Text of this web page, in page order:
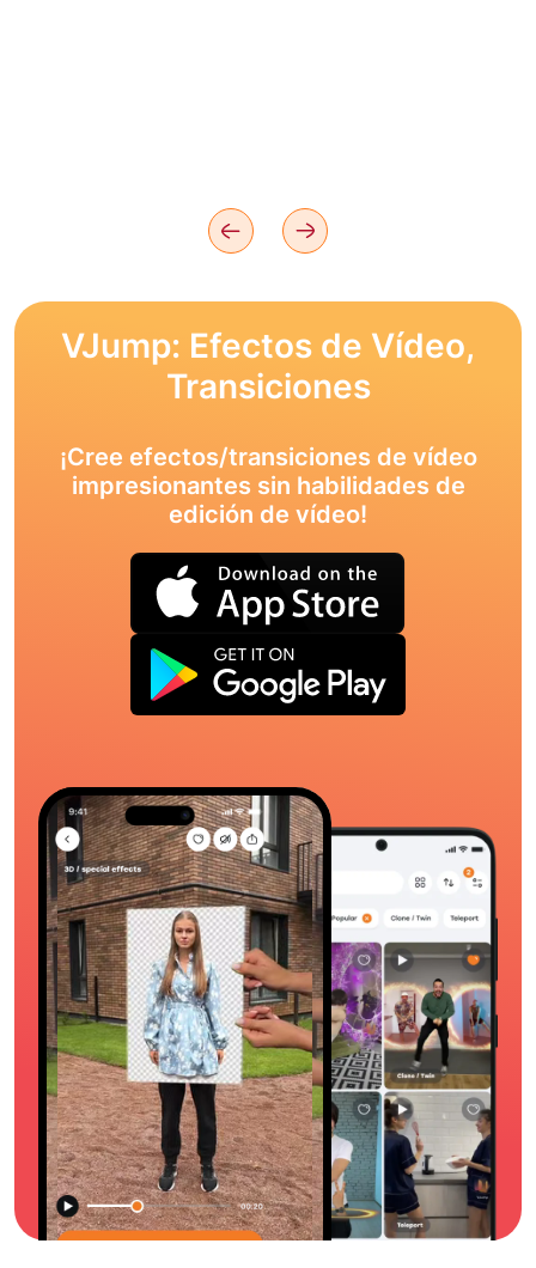
VJump: Efectos de Vídeo,
Transiciones
¡Cree efectos/transiciones de vídeo
impresionantes sin habilidades de
edición de vídeo!